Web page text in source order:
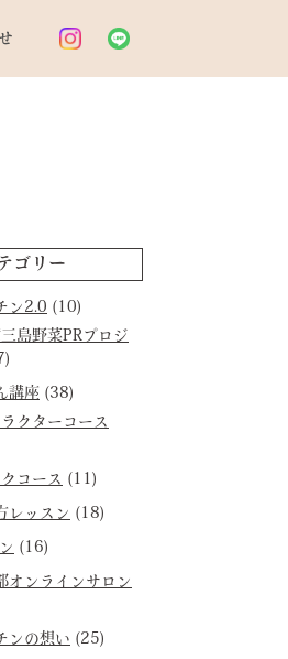
ゴリー
ン2.0 (10)
島野菜PRプロジ
講座 (38)
クターコース
コース (11)
レッスン (18)
(16)
オンラインサロン
ンの想い (25)